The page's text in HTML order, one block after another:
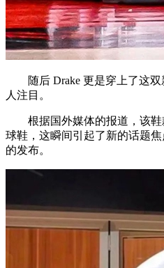
随后 Drake 更是穿上了这双
人注目。
根据国外媒体的报道，该鞋
球鞋，这瞬间引起了新的话题
的发布。